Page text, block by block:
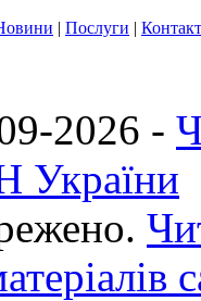
| Послуги |
2026 -
України